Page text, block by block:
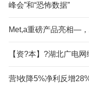
峰会”和“恐怖数据”
Met,a重磅产品亮相—
【资?本】?湖北广电
营!收降5%净利反增